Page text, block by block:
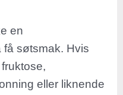
en
få søtsmak. Hvis
eller liknende